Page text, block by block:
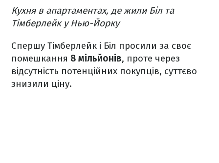
Кухня в апартаментах, де жили Біл та
Тімберлейк у Нью-Йорку
Спершу Тімберлейк і Біл просили за своє
помешкання 8 мільйонів, проте через
відсутність потенційних покупців, суттєво
знизили ціну.